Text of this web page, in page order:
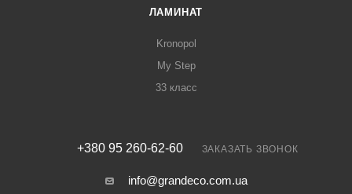
ЛАМИНАТ
Kronopol
My Step
33 класс
+380 95 260-62-60 ЗАКАЗАТЬ ЗВОНОК
info@grandeco.com.ua